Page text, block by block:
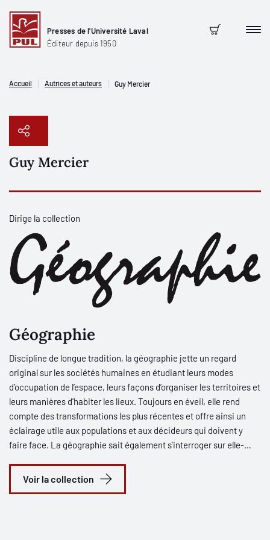
Presses de l'Université Laval
Éditeur depuis 1950
Panier
Accueil Autrices et auteurs Guy Mercier
Guy Mercier
Dirige la collection
Géographie
Discipline de longue tradition, la géographie jette un regard
original sur les sociétés humaines en étudiant leurs modes
d’occupation de l’espace, leurs façons d’organiser les territoires et
leurs manières d’habiter les lieux. Toujours en éveil, elle rend
compte des transformations les plus récentes et offre ainsi un
éclairage utile aux populations et aux décideurs qui doivent y
faire face. La géographie sait également s’interroger sur elle-
ses approches et ses méthodes. Sensible à tous ces aspects, la
collection veut témoigner du riche apport de la géographie au
Voir la collection